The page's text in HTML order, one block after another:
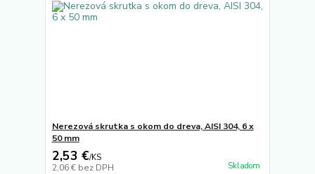
Nerezová skrutka s okom do dreva, AISI 304, 6 x
50 mm
2,53 €/KS
2,06 € bez DPH Skladom